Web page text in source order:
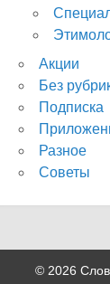
Акции
Без
Подписка
Разное
Советы
© 2026